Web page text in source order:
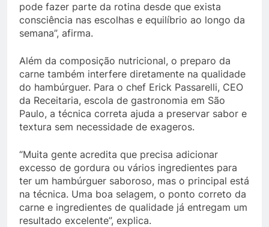
pode fazer parte da rotina desde que exista
consciência nas escolhas e equilíbrio ao longo da
semana”, afirma.
Além da composição nutricional, o preparo da
carne também interfere diretamente na qualidade
do hambúrguer. Para o chef Erick Passarelli, CEO
da Receitaria, escola de gastronomia em São
Paulo, a técnica correta ajuda a preservar sabor e
textura sem necessidade de exageros.
“Muita gente acredita que precisa adicionar
excesso de gordura ou vários ingredientes para
ter um hambúrguer saboroso, mas o principal está
na técnica. Uma boa selagem, o ponto correto da
carne e ingredientes de qualidade já entregam um
resultado excelente”, explica.